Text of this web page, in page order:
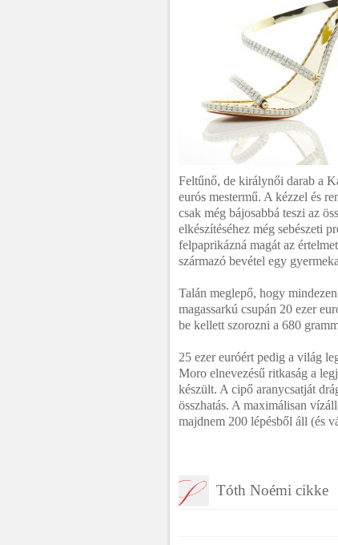
Feltűnő, de királynői darab a
eurós mestermű. A kézzel és
csak még bájosabbá teszi az
elkészítéséhez még sebészeti
felpaprikázná magát az
származó bevétel egy
Talán meglepő, hogy
magassarkú csupán 20 ezer
be kellett szorozni a 680
25 ezer euróért pedig a világ
Moro elnevezésű ritkaság a
készült. A cipő aranycsatját
összhatás. A maximálisan
majdnem 200 lépésből áll (és
Tóth Noémi cikke